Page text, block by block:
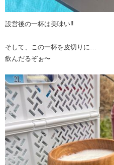
設営後の一杯は美味い‼︎
そして、この一杯を皮切りに…
飲んだるぞぉ〜